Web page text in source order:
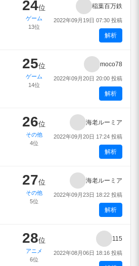
24位
ゲーム
13位
稲葉百万鉄
2022年09月19日 07:30 投稿
解析
25位
ゲーム
14位
moco78
2022年09月20日 20:00 投稿
解析
26位
その他
4位
海老ルーミア
2022年09月20日 17:24 投稿
解析
27位
その他
5位
海老ルーミア
2022年09月23日 18:22 投稿
解析
28位
アニメ
6位
115
2022年08月06日 18:16 投稿